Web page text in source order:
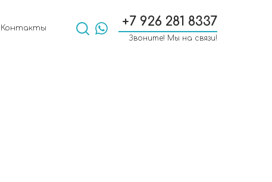
+7 926 281 8337
Звоните! Мы на связи!
Контакты